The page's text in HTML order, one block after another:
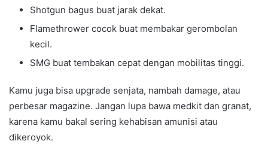
Shotgun bagus buat jarak dekat.
Flamethrower cocok buat membakar gerombolan
kecil.
SMG buat tembakan cepat dengan mobilitas tinggi.
Kamu juga bisa upgrade senjata, nambah damage, atau
perbesar magazine. Jangan lupa bawa medkit dan granat,
karena kamu bakal sering kehabisan amunisi atau
dikeroyok.